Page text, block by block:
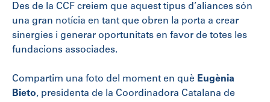
Des de la CCF creiem que aquest tipus d’aliances són
una gran notícia en tant que obren la porta a crear
sinergies i generar oportunitats en favor de totes les
fundacions associades.
Compartim una foto del moment en què Eugènia
Bieto, presidenta de la Coordinadora Catalana de